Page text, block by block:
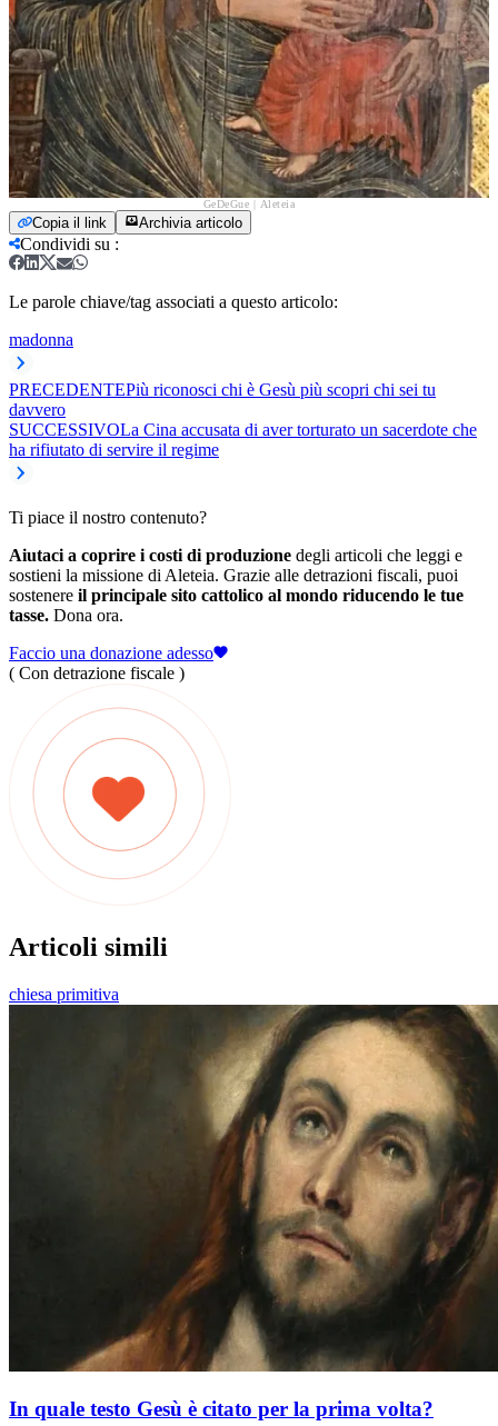
GeDeGue | Aleteia
Copia il link Archivia articolo
Condividi su :
Le parole chiave/tag associati a questo articolo:
madonna
PRECEDENTEPiù riconosci chi è Gesù più scopri chi sei tu
davvero
SUCCESSIVOLa Cina accusata di aver torturato un sacerdote che
ha rifiutato di servire il regime
Ti piace il nostro contenuto?
Aiutaci a coprire i costi di produzione degli articoli che leggi e
sostieni la missione di Aleteia. Grazie alle detrazioni fiscali, puoi
sostenere il principale sito cattolico al mondo riducendo le tue
tasse. Dona ora.
Faccio una donazione adesso
( Con detrazione fiscale )
Articoli simili
chiesa primitiva
In quale testo Gesù è citato per la prima volta?